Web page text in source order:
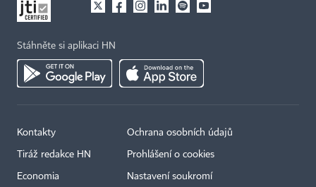
Stáhněte si aplikaci HN
Kontakty
Tiráž redakce HN
Economia
Ochrana osobních údajů
Prohlášení o cookies
Nastavení soukromí